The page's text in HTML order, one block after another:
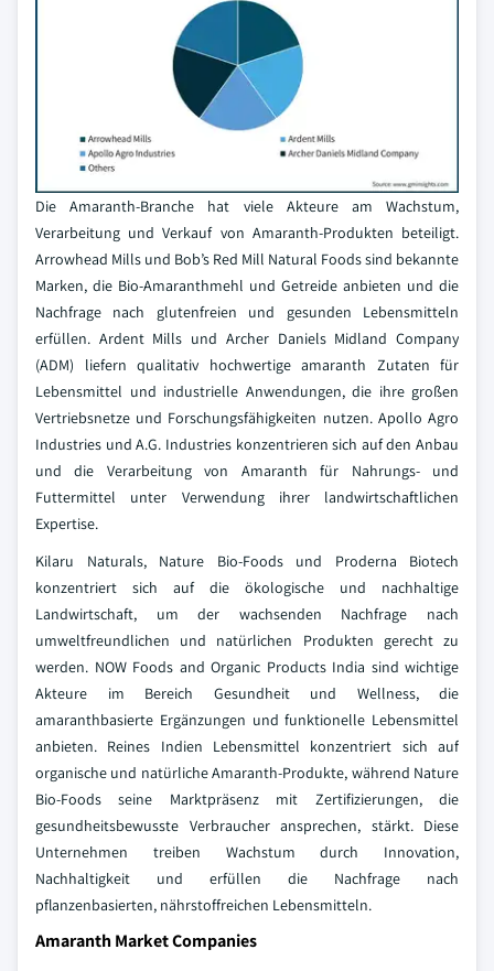
Die Amaranth-Branche hat viele Akteure am Wachstum,
Verarbeitung und Verkauf von Amaranth-Produkten beteiligt.
Arrowhead Mills und Bob’s Red Mill Natural Foods sind bekannte
Marken, die Bio-Amaranthmehl und Getreide anbieten und die
Nachfrage nach glutenfreien und gesunden Lebensmitteln
erfüllen. Ardent Mills und Archer Daniels Midland Company
(ADM) liefern qualitativ hochwertige amaranth Zutaten für
Lebensmittel und industrielle Anwendungen, die ihre großen
Vertriebsnetze und Forschungsfähigkeiten nutzen. Apollo Agro
Industries und A.G. Industries konzentrieren sich auf den Anbau
und die Verarbeitung von Amaranth für Nahrungs- und
Futtermittel unter Verwendung ihrer landwirtschaftlichen
Expertise.
Kilaru Naturals, Nature Bio-Foods und Proderna Biotech
konzentriert sich auf die ökologische und nachhaltige
Landwirtschaft, um der wachsenden Nachfrage nach
umweltfreundlichen und natürlichen Produkten gerecht zu
werden. NOW Foods and Organic Products India sind wichtige
Akteure im Bereich Gesundheit und Wellness, die
amaranthbasierte Ergänzungen und funktionelle Lebensmittel
anbieten. Reines Indien Lebensmittel konzentriert sich auf
organische und natürliche Amaranth-Produkte, während Nature
Bio-Foods seine Marktpräsenz mit Zertifizierungen, die
gesundheitsbewusste Verbraucher ansprechen, stärkt. Diese
Unternehmen treiben Wachstum durch Innovation,
Nachhaltigkeit und erfüllen die Nachfrage nach
pflanzenbasierten, nährstoffreichen Lebensmitteln.
Amaranth Market Companies